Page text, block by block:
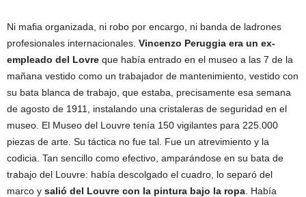
Ni mafia organizada, ni robo por encargo, ni banda de ladrones
profesionales internacionales. Vincenzo Peruggia era un ex-
empleado del Lovre que había entrado en el museo a las 7 de la
mañana vestido como un trabajador de mantenimiento, vestido con
su bata blanca de trabajo, que estaba, precisamente esa semana
de agosto de 1911, instalando una cristaleras de seguridad en el
museo. El Museo del Louvre tenía 150 vigilantes para 225.000
piezas de arte. Su táctica no fue tal. Fue un atrevimiento y la
codicia. Tan sencillo como efectivo, amparándose en su bata de
trabajo del Louvre: había descolgado el cuadro, lo separó del
marco y salió del Louvre con la pintura bajo la ropa . Había